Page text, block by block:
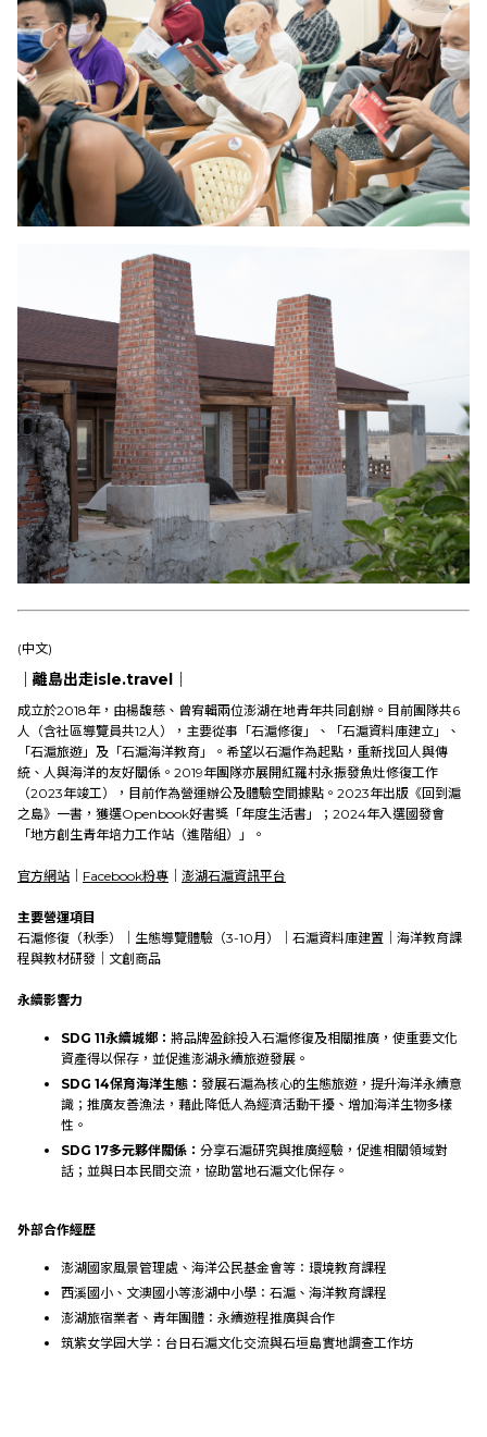
(中文)
｜離島出走isle.travel｜
成立於2018年，由楊馥慈、曾宥輯兩位澎湖在地青年共同創辦。目前團隊共6
人（含社區導覽員共12人），主要從事「石滬修復」、「石滬資料庫建立」、
「石滬旅遊」及「石滬海洋教育」。希望以石滬作為起點，重新找回人與傳
統、人與海洋的友好關係。2019年團隊亦展開紅羅村永振發魚灶修復工作
（2023年竣工），目前作為營運辦公及體驗空間據點。2023年出版《回到滬
之島》一書，獲選Openbook好書獎「年度生活書」；2024年入選國發會
「地方創生青年培力工作站（進階組）」。
官方網站 Facebook粉專 澎湖石滬資訊平台
主要營運項目
石滬修復（秋季）｜生態導覽體驗（3-10月）｜石滬資料庫建置｜海洋教育課
程與教材研發｜文創商品
永續影響力
SDG 11永續城鄉： 將品牌盈餘投入石滬修復及相關推廣，使重要文化
資產得以保存，並促進澎湖永續旅遊發展。
SDG 14保育海洋生態： 發展石滬為核心的生態旅遊，提升海洋永續意
識；推廣友善漁法，藉此降低人為經濟活動干擾、增加海洋生物多樣
性。
SDG 17多元夥伴關係： 分享石滬研究與推廣經驗，促進相關領域對
話；並與日本民間交流，協助當地石滬文化保存。
外部合作經歷
澎湖國家風景管理處、海洋公民基金會等：環境教育課程
西溪國小、文澳國小等澎湖中小學：石滬、海洋教育課程
澎湖旅宿業者、青年團體：永續遊程推廣與合作
筑紫女学园大学：台日石滬文化交流與石垣島實地調查工作坊